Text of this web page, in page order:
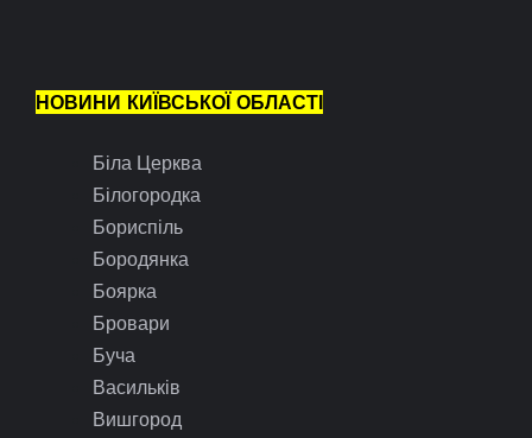
НОВИНИ КИЇВСЬКОЇ ОБЛАСТІ
Біла Церква
Білогородка
Бориспіль
Бородянка
Боярка
Бровари
Буча
Васильків
Вишгород